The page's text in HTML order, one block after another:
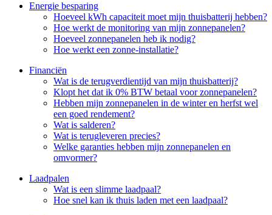
Energie besparing
Hoeveel kWh capaciteit moet mijn thuisbatterij hebben?
Hoe werkt de monitoring van mijn zonnepanelen?
Hoeveel zonnepanelen heb ik nodig?
Hoe werkt een zonne-installatie?
Financiën
Wat is de terugverdientijd van mijn thuisbatterij?
Klopt het dat ik 0% BTW betaal voor zonnepanelen?
Hebben mijn zonnepanelen in de winter en herfst wel
een goed rendement?
Wat is salderen?
Wat is terugleveren precies?
Welke garanties hebben mijn zonnepanelen en
omvormer?
Laadpalen
Wat is een slimme laadpaal?
Hoe snel kan ik thuis laden met een laadpaal?